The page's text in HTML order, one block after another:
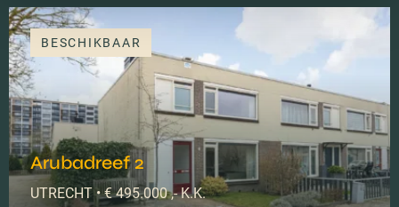
BESCHIKBAAR
Arubadreef 2
UTRECHT • € 495.000 ,- K.K.